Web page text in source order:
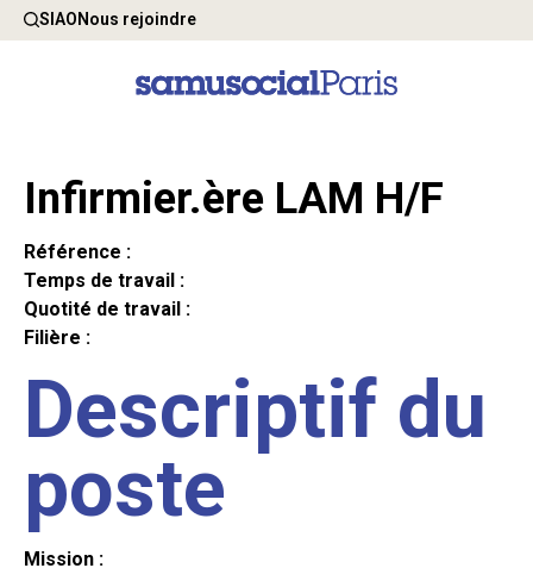
SIAONous rejoindre
Infirmier.ère LAM H/F
Référence :
Temps de travail :
Quotité de travail :
Filière :
Descriptif du
poste
Mission :